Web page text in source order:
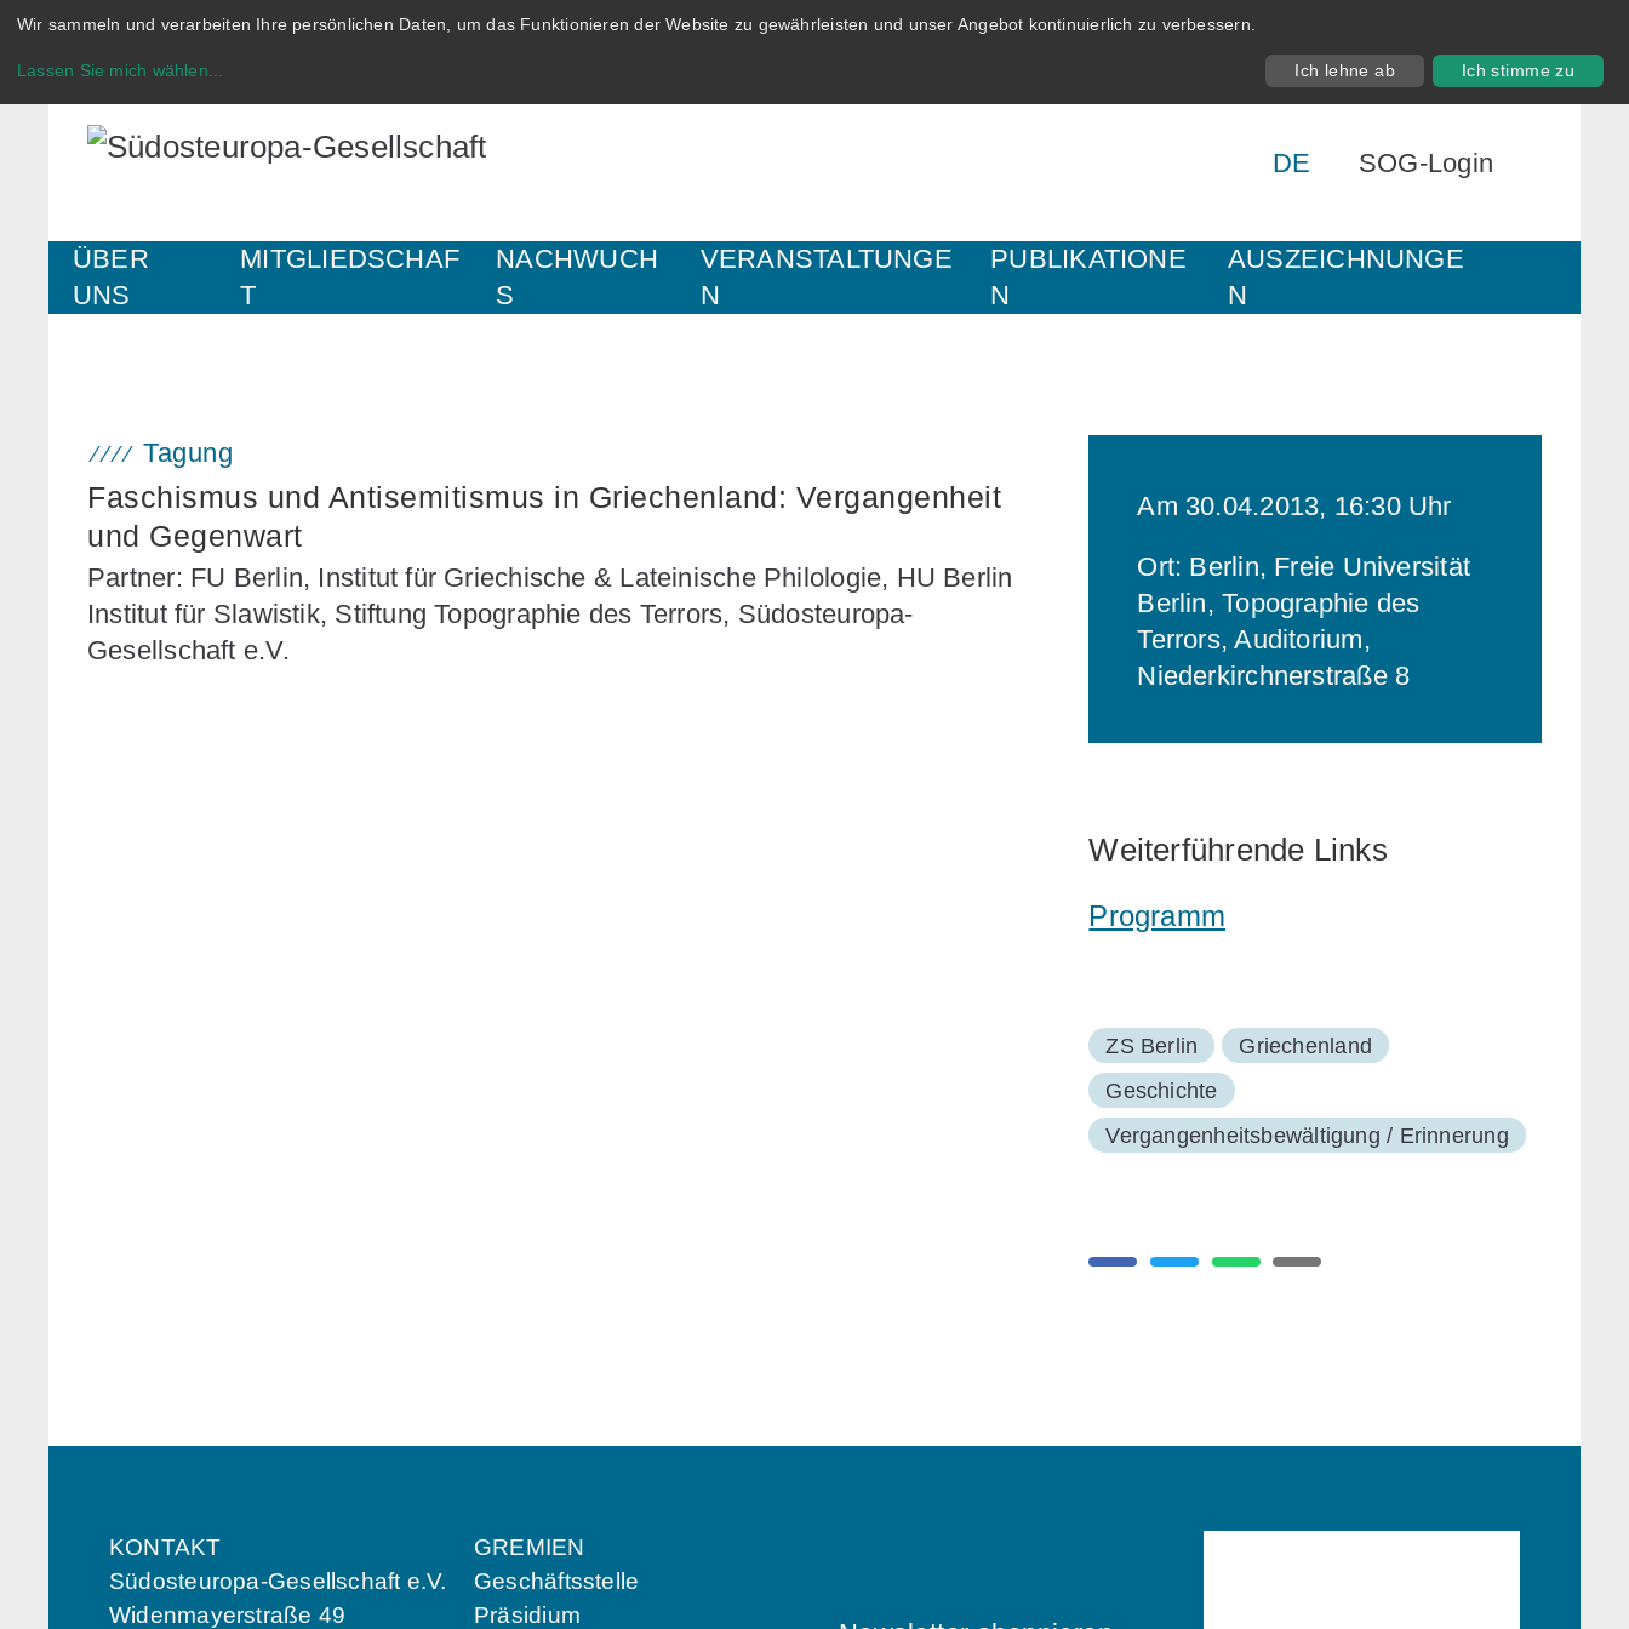
Wir sammeln und verarbeiten Ihre persönlichen Daten, um das Funktionieren der Website zu gewährleisten und unser Angebot kontinuierlich zu verbessern.
Lassen Sie mich wählen... Ich lehne ab Ich stimme zu
DE SOG-Login
ÜBER
UNS
MITGLIEDSCHAF
T
NACHWUCH
S
VERANSTALTUNGE
N
PUBLIKATIONE
N
AUSZEICHNUNGE
N
Tagung
Faschismus und Antisemitismus in Griechenland: Vergangenheit
und Gegenwart
Partner: FU Berlin, Institut für Griechische & Lateinische Philologie, HU Berlin
Institut für Slawistik, Stiftung Topographie des Terrors, Südosteuropa-
Gesellschaft e.V.
Am 30.04.2013, 16:30 Uhr
Ort: Berlin, Freie Universität
Berlin, Topographie des
Terrors, Auditorium,
Niederkirchnerstraße 8
Weiterführende Links
Programm
ZS Berlin
Griechenland
Geschichte
Vergangenheitsbewältigung / Erinnerung
KONTAKT
Südosteuropa-Gesellschaft e.V.
Widenmayerstraße 49
GREMIEN
Geschäftsstelle
Präsidium